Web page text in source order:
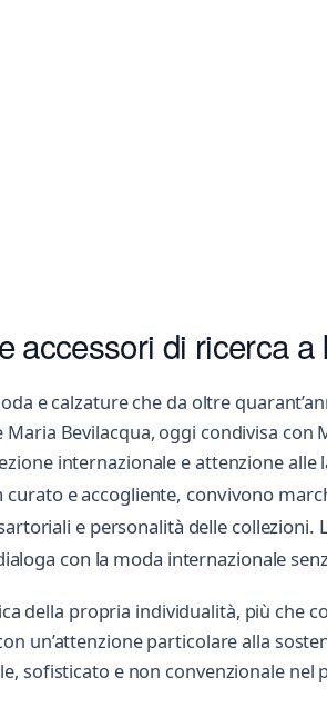
accessori di ricerca
e calzature che da oltre
Bevilacqua, oggi condivisa
internazionale e attenzione alle
e accogliente, convivono
e personalità delle collezioni.
con la moda internazionale
della propria individualità, più che
un’attenzione particolare alla
sofisticato e non convenzionale nel